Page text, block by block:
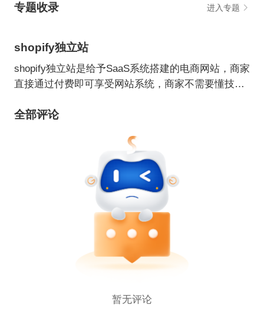
专题收录 进入专题
shopify独立站
shopify独立站是给予SaaS系统搭建的电商网站，商家
直接通过付费即可享受网站系统，商家不需要懂技
需要购买Shopify相应的付费月租服务以及安装其相应
全部评论
暂无评论